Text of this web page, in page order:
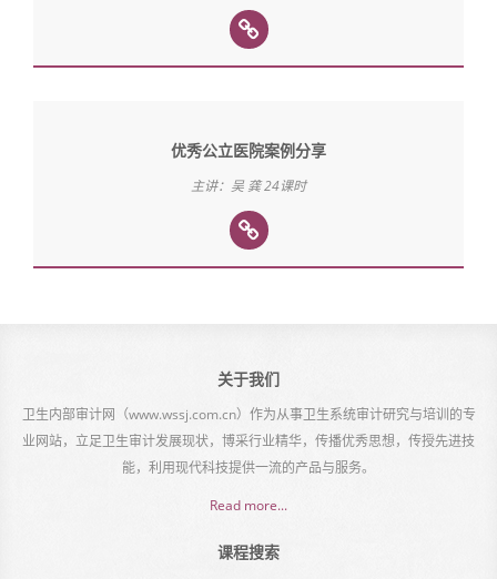
优秀公立医院案例分享
主讲：吴 龚 24课时
关于我们
卫生内部审计网（www.wssj.com.cn）作为从事卫生系统审计研究与培训的专
业网站，立足卫生审计发展现状，博采行业精华，传播优秀思想，传授先进技
能，利用现代科技提供一流的产品与服务。
Read more...
课程搜索